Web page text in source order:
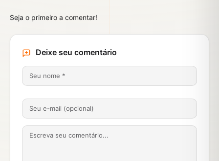
Seja o primeiro a comentar!
Deixe seu comentário